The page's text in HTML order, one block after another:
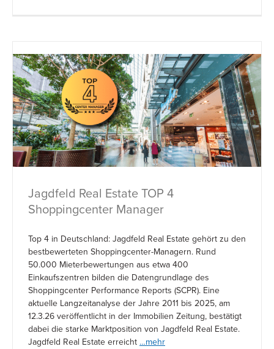
Jagdfeld Real Estate TOP 4
Shoppingcenter Manager
Top 4 in Deutschland: Jagdfeld Real Estate gehört zu den
bestbewerteten Shoppingcenter-Managern. Rund
50.000 Mieterbewertungen aus etwa 400
Einkaufszentren bilden die Datengrundlage des
Shoppingcenter Performance Reports (SCPR). Eine
aktuelle Langzeitanalyse der Jahre 2011 bis 2025, am
12.3.26 veröffentlicht in der Immobilien Zeitung, bestätigt
dabei die starke Marktposition von Jagdfeld Real Estate.
Jagdfeld Real Estate erreicht …mehr